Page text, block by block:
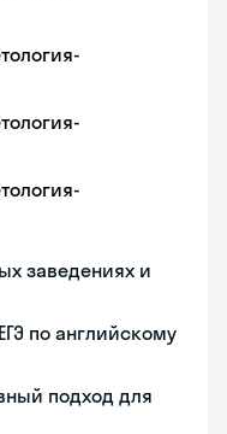
заведениях и
по английскому
подход для